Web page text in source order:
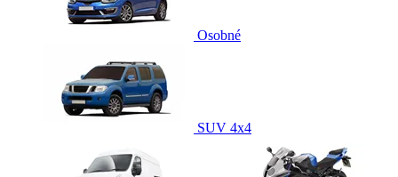
Osobné
SUV 4x4